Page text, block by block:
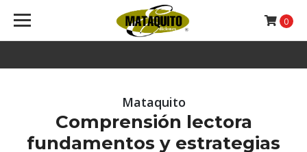
0
Mataquito
Comprensión lectora
fundamentos y estrategias